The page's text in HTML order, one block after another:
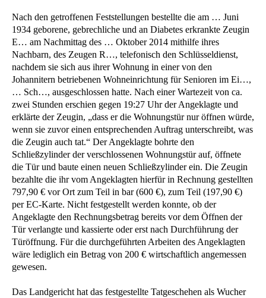
Nach den getroffenen Feststellungen bestellte die am … Juni
1934 geborene, gebrechliche und an Diabetes erkrankte Zeugin
E… am Nachmittag des … Oktober 2014 mithilfe ihres
Nachbarn, des Zeugen R…, telefonisch den Schlüsseldienst,
nachdem sie sich aus ihrer Wohnung in einer von den
Johannitern betriebenen Wohneinrichtung für Senioren im Ei…,
… Sch…, ausgeschlossen hatte. Nach einer Wartezeit von ca.
zwei Stunden erschien gegen 19:27 Uhr der Angeklagte und
erklärte der Zeugin, „dass er die Wohnungstür nur öffnen würde,
wenn sie zuvor einen entsprechenden Auftrag unterschreibt, was
die Zeugin auch tat.“ Der Angeklagte bohrte den
Schließzylinder der verschlossenen Wohnungstür auf, öffnete
die Tür und baute einen neuen Schließzylinder ein. Die Zeugin
bezahlte die ihr vom Angeklagten hierfür in Rechnung gestellten
797,90 € vor Ort zum Teil in bar (600 €), zum Teil (197,90 €)
per EC-Karte. Nicht festgestellt werden konnte, ob der
Angeklagte den Rechnungsbetrag bereits vor dem Öffnen der
Tür verlangte und kassierte oder erst nach Durchführung der
Türöffnung. Für die durchgeführten Arbeiten des Angeklagten
wäre lediglich ein Betrag von 200 € wirtschaftlich angemessen
gewesen.
Das Landgericht hat das festgestellte Tatgeschehen als Wucher